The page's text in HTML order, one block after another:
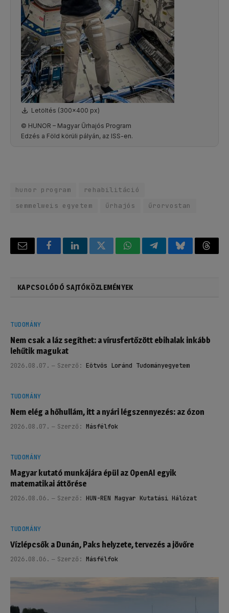
Letöltés (300x400 px)
© HUNOR – Magyar Űrhajós Program
Edzés a Föld körüli pályán, az ISS-en.
hunor program
rehabilitáció
semmelweis egyetem
űrhajós űrorvostan
Email FacebookLinkedInTwitterWhatsAppTelegramBluesky
KAPCSOLÓDÓ SAJTÓKÖZLEMÉNYEK
TUDOMÁNY
Nem csak a láz segíthet: a vírusfertőzött ebihalak inkább
lehűtik magukat
2026.08.07. Szerző: Eötvös Loránd Tudományegyetem
TUDOMÁNY
Nem elég a hőhullám, itt a nyári légszennyezés: az ózon
2026.08.07. Szerző: Másfélfok
TUDOMÁNY
Magyar kutató munkájára épül az OpenAI egyik
matematikai áttörése
2026.08.06. Szerző: HUN-REN Magyar Kutatási Hálózat
TUDOMÁNY
Vízlépcsők a Dunán, Paks helyzete, tervezés a jövőre
2026.08.06. Szerző: Másfélfok